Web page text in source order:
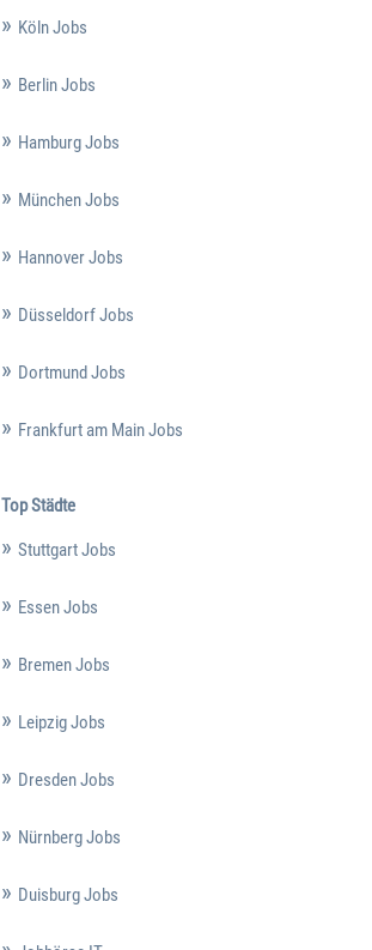
Köln Jobs
Berlin Jobs
Hamburg Jobs
München Jobs
Hannover Jobs
Düsseldorf Jobs
Dortmund Jobs
Frankfurt am Main Jobs
Top Städte
Stuttgart Jobs
Essen Jobs
Bremen Jobs
Leipzig Jobs
Dresden Jobs
Nürnberg Jobs
Duisburg Jobs